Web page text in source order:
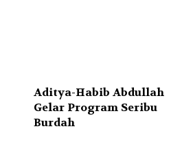
Aditya-Habib Abdullah
Gelar Program Seribu
Burdah